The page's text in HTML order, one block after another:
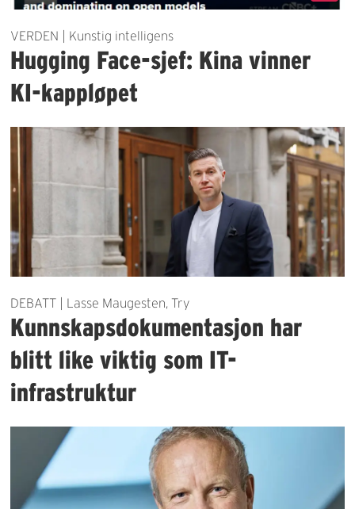
VERDEN | Kunstig intelligens
Hugging Face-sjef: Kina vinner
KI-kappløpet
DEBATT | Lasse Maugesten, Try
Kunnskapsdokumentasjon har
blitt like viktig som IT-
infrastruktur